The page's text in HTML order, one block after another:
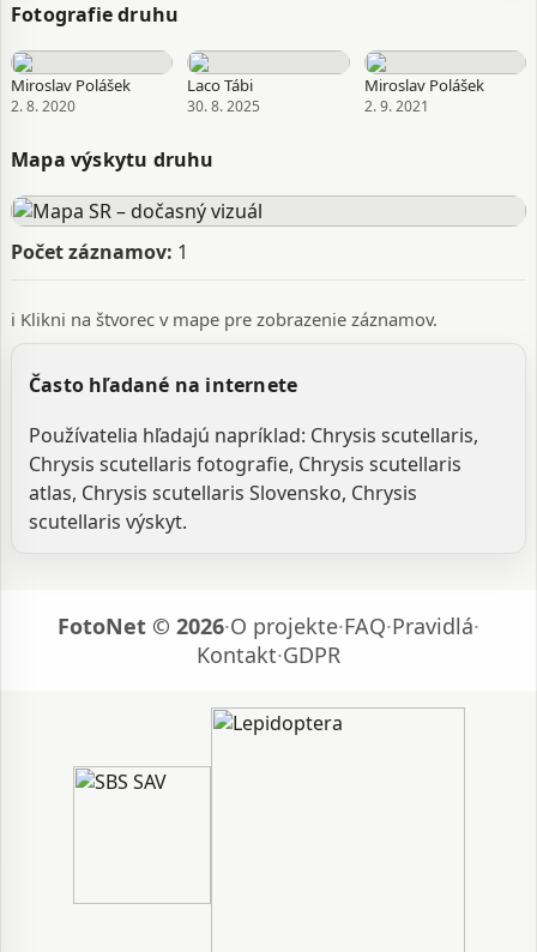
Fotografie druhu
Miroslav Polášek
2. 8. 2020
Laco Tábi
30. 8. 2025
Miroslav Polášek
2. 9. 2021
Mapa výskytu druhu
Počet záznamov: 1
ℹ️ Klikni na štvorec v mape pre zobrazenie záznamov.
Často hľadané na internete
Používatelia hľadajú napríklad: Chrysis scutellaris,
Chrysis scutellaris fotografie, Chrysis scutellaris
atlas, Chrysis scutellaris Slovensko, Chrysis
scutellaris výskyt.
FotoNet © 2026·O projekte·FAQ·Pravidlá·
Kontakt·GDPR